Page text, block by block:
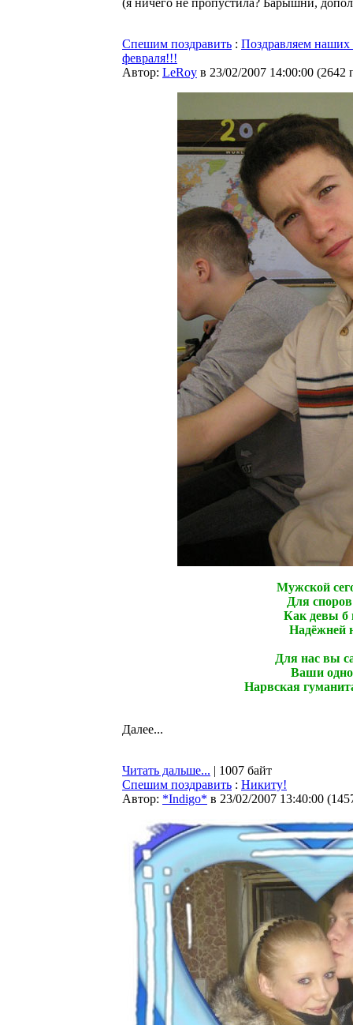
(я ничего не пропустила? Барышни,
Спешим поздравить : Поздравляем
февраля!!!
Автор: LeRoy в 23/02/2007 14:00:00 (2642
Мужской
Для
Как девы б
Надёжней
Для нас вы
Ваши
Нарвская
Далее...
Читать дальше... | 1007 байт
Спешим поздравить : Никиту!
Автор: *Indigo* в 23/02/2007 13:40:00 (